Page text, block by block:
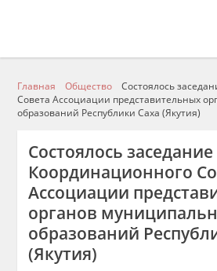
Главная Общество
Состоялось
Совета Ассоциации представительных
образований Республики Саха (Якутия)
Состоялось заседание
Координационного
Ассоциации
органов
образований
(Якутия)